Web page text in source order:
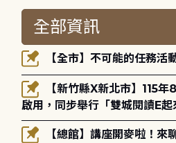
【全市】不可能的任務活
啟用，同步舉行「雙城閱讀E起
躍參加(115年8月3日至10月4